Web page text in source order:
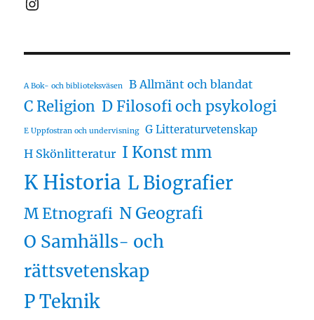
A Bok- och biblioteksväsen B Allmänt och blandat
C Religion D Filosofi och psykologi
E Uppfostran och undervisning G Litteraturvetenskap
H Skönlitteratur I Konst mm
K Historia L Biografier
M Etnografi N Geografi
O Samhälls- och
rättsvetenskap
P Teknik